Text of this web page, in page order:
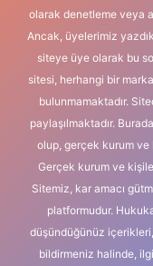
olarak denetleme veya
Ancak, üyelerimiz
siteye üye olarak bu
sitesi, herhangi bir
bulunmamaktadır.
paylaşılmaktadır.
olup, gerçek kurum ve
Gerçek kurum ve
Sitemiz, kar amacı
platformudur.
düşündüğünüz içerikleri,
bildirmeniz halinde,